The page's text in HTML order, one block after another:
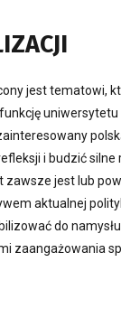
jest tematowi,
i budzić
jest lub
aktualnej
do
zaangażowania